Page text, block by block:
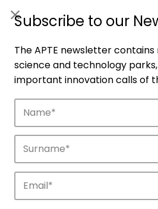
Companies
Discover the
Subscribe to our
The APTE newsletter contains
science and technology
important innovation calls of